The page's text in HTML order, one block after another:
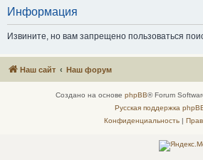
Информация
Извините, но вам запрещено пользоваться
Наш сайт Наш форум
Создано на основе phpBB® Forum
Русская поддержка
Конфиденциальность|